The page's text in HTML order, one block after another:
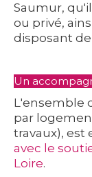
Saumur,
ou privé,
disposant
Un
L'ensemble
par
travaux), est
avec le
Loire.